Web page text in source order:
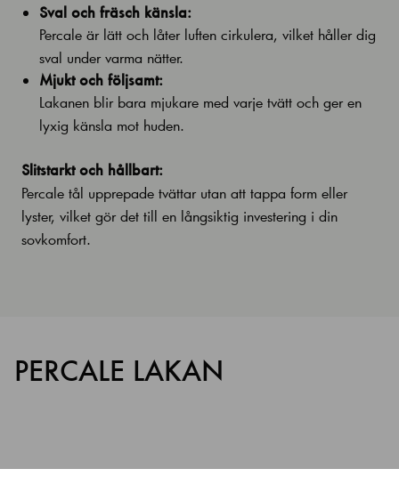
Sval och fräsch känsla:
Percale är lätt och låter luften cirkulera, vilket håller dig
sval under varma nätter.
Mjukt och följsamt:
Lakanen blir bara mjukare med varje tvätt och ger en
lyxig känsla mot huden.
Slitstarkt och hållbart:
Percale tål upprepade tvättar utan att tappa form eller
lyster, vilket gör det till en långsiktig investering i din
sovkomfort.
PERCALE LAKAN